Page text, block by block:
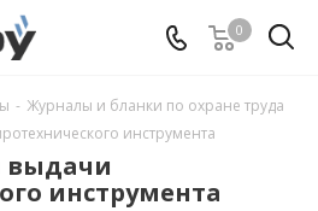
0
- Журналы и бланки по охране труда
инструмента
выдачи
инструмента